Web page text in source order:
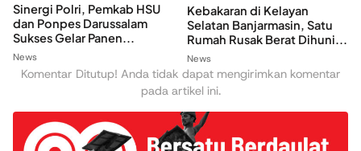
Sinergi Polri, Pemkab HSU
dan Ponpes Darussalam
Sukses Gelar Panen...
News
Kebakaran di Kelayan
Selatan Banjarmasin, Satu
Rumah Rusak Berat Dihuni...
News
Komentar Ditutup! Anda tidak dapat mengirimkan komentar
pada artikel ini.